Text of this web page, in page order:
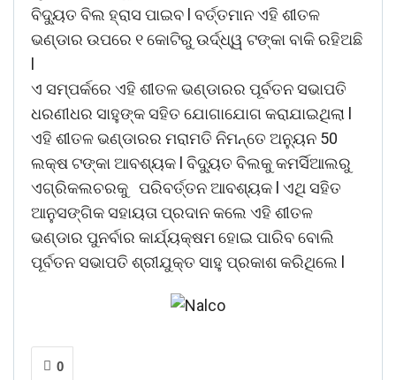
ବିଦ୍ୟୁତ ବିଲ ହ୍ରାସ ପାଇବ l ବର୍ତ୍ତମାନ ଏହି ଶୀତଳ
ଭଣ୍ଡାର ଉପରେ ୧ କୋଟିରୁ ଉର୍ଦ୍ଧ୍ୱ ଟଙ୍କା ବାକି ରହିଅଛି
l
ଏ ସମ୍ପର୍କରେ ଏହି ଶୀତଳ ଭଣ୍ଡାରର ପୂର୍ବତନ ସଭାପତି
ଧରଣୀଧର ସାହୁଙ୍କ ସହିତ ଯୋଗାଯୋଗ କରାଯାଇଥିଲା l
ଏହି ଶୀତଳ ଭଣ୍ଡାରର ମରାମତି ନିମନ୍ତେ ଅନ୍ୟୁନ 50
ଲକ୍ଷ ଟଙ୍କା ଆବଶ୍ୟକ l ବିଦ୍ୟୁତ ବିଲକୁ କମର୍ସିଆଲରୁ
ଏଗ୍ରିକଲଚରକୁ ପରିବର୍ତ୍ତନ ଆବଶ୍ୟକ l ଏଥି ସହିତ
ଆନୁସଙ୍ଗିକ ସହାୟତା ପ୍ରଦାନ କଲେ ଏହି ଶୀତଳ
ଭଣ୍ଡାର ପୁନର୍ବାର କାର୍ଯ୍ୟକ୍ଷମ ହୋଇ ପାରିବ ବୋଲି
ପୂର୍ବତନ ସଭାପତି ଶ୍ରୀଯୁକ୍ତ ସାହୁ ପ୍ରକାଶ କରିଥିଲେ l
0